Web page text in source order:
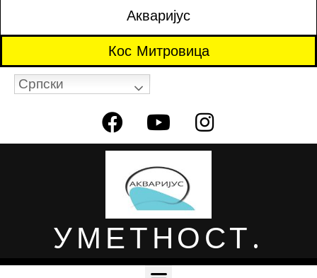
Акваријус
Кос Митровица
Српски
УМЕТНОСТ.